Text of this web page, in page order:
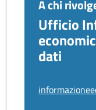
A chi
Ufficio
dati